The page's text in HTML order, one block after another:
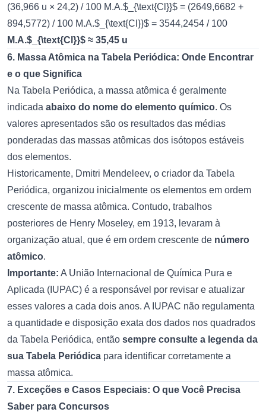
(36,966 u × 24,2) / 100 M.A.$_{\text{Cl}}$ = (2649,6682 +
894,5772) / 100 M.A.$_{\text{Cl}}$ = 3544,2454 / 100
M.A.$_{\text{Cl}}$ ≈ 35,45 u
6. Massa Atômica na Tabela Periódica: Onde Encontrar
e o que Significa
Na Tabela Periódica, a massa atômica é geralmente
indicada abaixo do nome do elemento químico. Os
valores apresentados são os resultados das médias
ponderadas das massas atômicas dos isótopos estáveis
dos elementos.
Historicamente, Dmitri Mendeleev, o criador da Tabela
Periódica, organizou inicialmente os elementos em ordem
crescente de massa atômica. Contudo, trabalhos
posteriores de Henry Moseley, em 1913, levaram à
organização atual, que é em ordem crescente de número
atômico.
Importante: A União Internacional de Química Pura e
Aplicada (IUPAC) é a responsável por revisar e atualizar
esses valores a cada dois anos. A IUPAC não regulamenta
a quantidade e disposição exata dos dados nos quadrados
da Tabela Periódica, então sempre consulte a legenda da
sua Tabela Periódica para identificar corretamente a
massa atômica.
7. Exceções e Casos Especiais: O que Você Precisa
Saber para Concursos